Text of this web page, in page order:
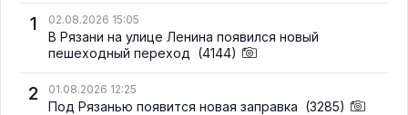
1
02.08.2026 15:05
В Рязани на улице Ленина появился новый
пешеходный переход (4144)
2 01.08.2026 12:25
Под Рязанью появится новая заправка (3285)